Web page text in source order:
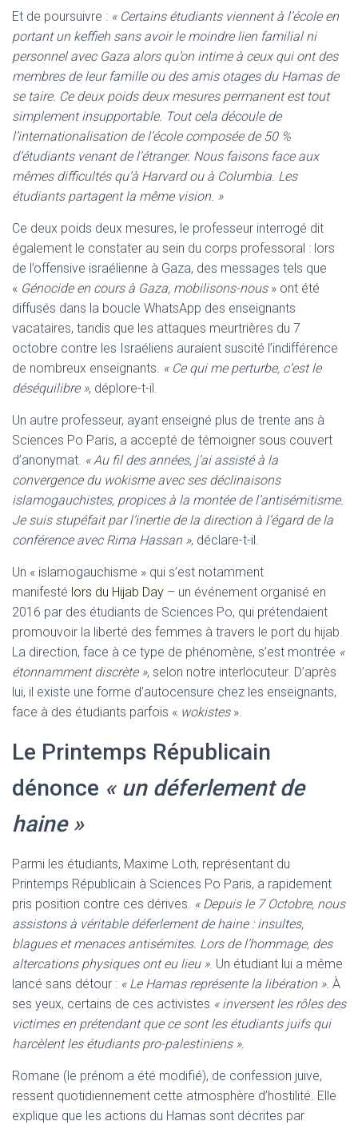
Et de poursuivre : « Certains étudiants viennent à l’école en
portant un keffieh sans avoir le moindre lien familial ni
personnel avec Gaza alors qu’on intime à ceux qui ont des
membres de leur famille ou des amis otages du Hamas de
se taire. Ce deux poids deux mesures permanent est tout
simplement insupportable. Tout cela découle de
l’internationalisation de l’école composée de 50 %
d’étudiants venant de l’étranger. Nous faisons face aux
mêmes difficultés qu’à Harvard ou à Columbia. Les
étudiants partagent la même vision. »
Ce deux poids deux mesures, le professeur interrogé dit
également le constater au sein du corps professoral : lors
de l’offensive israélienne à Gaza, des messages tels que
« Génocide en cours à Gaza, mobilisons-nous» ont été
diffusés dans la boucle WhatsApp des enseignants
vacataires, tandis que les attaques meurtrières du 7
octobre contre les Israéliens auraient suscité l’indifférence
de nombreux enseignants. « Ce qui me perturbe, c’est le
déséquilibre », déplore-t-il.
Un autre professeur, ayant enseigné plus de trente ans à
Sciences Po Paris, a accepté de témoigner sous couvert
d’anonymat. « Au fil des années, j’ai assisté à la
convergence du wokisme avec ses déclinaisons
islamogauchistes, propices à la montée de l’antisémitisme.
Je suis stupéfait par l’inertie de la direction à l’égard de la
conférence avec Rima Hassan », déclare-t-il.
Un « islamogauchisme » qui s’est notamment
manifesté lors du Hijab Day – un événement organisé en
2016 par des étudiants de Sciences Po, qui prétendaient
promouvoir la liberté des femmes à travers le port du hijab.
La direction, face à ce type de phénomène, s’est montrée «
étonnamment discrète », selon notre interlocuteur. D’après
lui, il existe une forme d’autocensure chez les enseignants,
face à des étudiants parfois « wokistes».
Le Printemps Républicain
dénonce « un déferlement de
haine »
Parmi les étudiants, Maxime Loth, représentant du
Printemps Républicain à Sciences Po Paris, a rapidement
pris position contre ces dérives. « Depuis le 7 Octobre, nous
assistons à véritable déferlement de haine : insultes,
blagues et menaces antisémites. Lors de l’hommage, des
altercations physiques ont eu lieu ». Un étudiant lui a même
lancé sans détour : « Le Hamas représente la libération ». À
ses yeux, certains de ces activistes « inversent les rôles des
victimes en prétendant que ce sont les étudiants juifs qui
harcèlent les étudiants pro-palestiniens ».
Romane (le prénom a été modifié), de confession juive,
ressent quotidiennement cette atmosphère d’hostilité. Elle
explique que les actions du Hamas sont décrites par